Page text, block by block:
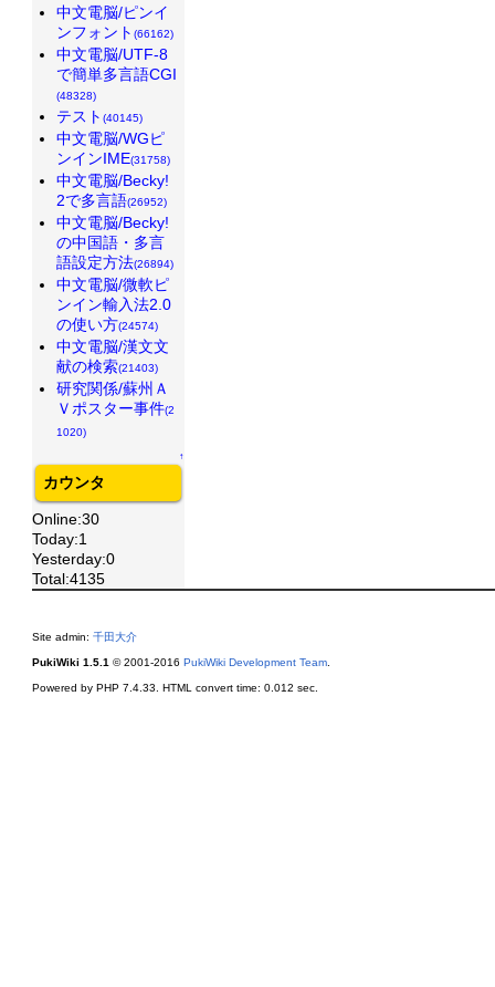
中文電脳/ピンイ
ンフォント (66162)
中文電脳/UTF-8
で簡単多言語CGI
(48328)
テスト (40145)
中文電脳/WGピ
ンインIME(31758)
中文電脳/Becky!
2で多言語(26952)
中文電脳/Becky!
の中国語・多言
語設定方法(26894)
中文電脳/微軟ピ
ンイン輸入法2.0
の使い方(24574)
中文電脳/漢文文
献の検索(21403)
研究関係/蘇州Ａ
Ｖポスター事件(2
1020)
↑
カウンタ
Online:30
Today:1
Yesterday:0
Total:4135
Site admin: 千田大介
PukiWiki 1.5.1 © 2001-2016 PukiWiki Development Team.
Powered by PHP 7.4.33. HTML convert time: 0.012 sec.